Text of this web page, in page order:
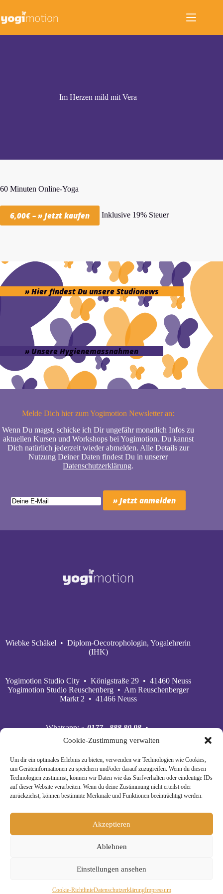
Cookie-Zustimmung verwalten
Um dir ein optimales Erlebnis zu bieten, verwenden wir Technologien wie Cookies,
um Geräteinformationen zu speichern und/oder darauf zuzugreifen. Wenn du diesen
Technologien zustimmst, können wir Daten wie das Surfverhalten oder eindeutige IDs
auf dieser Website verarbeiten. Wenn du deine Zustimmung nicht erteilst oder
zurückziehst, können bestimmte Merkmale und Funktionen beeinträchtigt werden.
Akzeptieren
Ablehnen
Einstellungen ansehen
Cookie-RichtlinieDaten­schutz­erklä­rungImpressum
springen
Im Herzen mild mit Vera
60 Minuten Online-Yoga
6,00€ – » Jetzt kaufen Inklusive 19% Steuer
» Hier findest Du unsere Studionews
» Unsere Hygienemassnahmen
Melde Dich hier zum Yogimotion Newsletter an:
Wenn Du magst, schicke ich Dir ungefähr monatlich Infos zu
aktuellen Kursen und Workshops bei Yogimotion. Du kannst
Dich natürlich jederzeit wieder abmelden. Alle Details zur
Nutzung Deiner Daten findest Du in unserer
Datenschutzerklärung.
Wiebke Schäkel • Diplom-Oecotrophologin, Yogalehrerin
(IHK)
Yogimotion Studio City • Königstraße 29 • 41460 Neuss
Yogimotion Studio Reuschenberg • Am Reuschenberger
Markt 2 • 41466 Neuss
Whatsapp:» 0177 - 888 80 98•
Mobil:
» 0177 - 888 80 98
E‑Mail:» wiebke@yogimotion.de•
Youtube:» yogimotion• XING:» Wiebke Schäkel
© Copyright 2024 Yogimotion •» Impressum•